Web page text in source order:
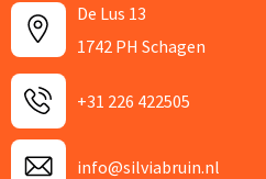
De Lus 13
1742 PH Schagen
+31 226 422505
info@silviabruin.nl